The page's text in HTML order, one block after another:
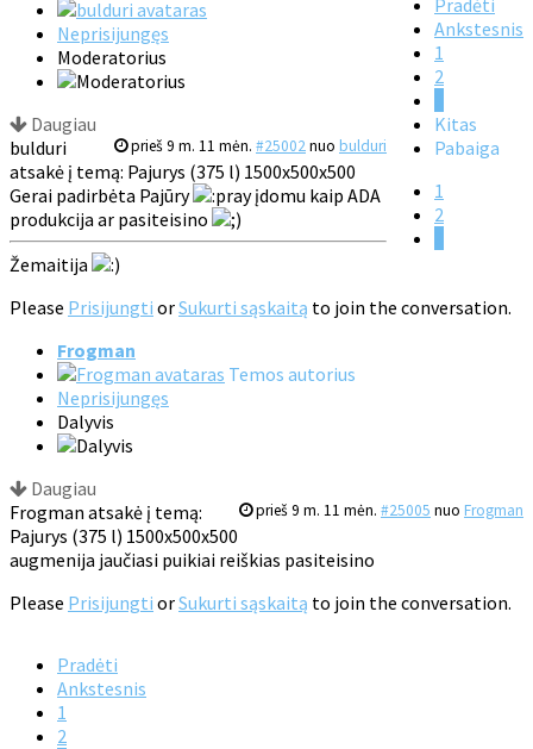
Pradėti
Ankstesnis
1
2
Kitas
Pabaiga
1
2
Neprisijungęs
Moderatorius
Daugiau
prieš 9 m. 11 mėn. #25002nuo bulduri
bulduri
atsakė į temą: Pajurys (375 l) 1500x500x500
Gerai padirbėta Pajūry
įdomu kaip ADA
produkcija ar pasiteisino
Žemaitija
Please Prisijungti orSukurti sąskaitą to join the conversation.
Frogman
Temos autorius
Neprisijungęs
Dalyvis
Daugiau
prieš 9 m. 11 mėn. #25005 nuo Frogman
Frogman atsakė į temą:
Pajurys (375 l) 1500x500x500
augmenija jaučiasi puikiai reiškias pasiteisino
Please Prisijungti orSukurti sąskaitą to join the conversation.
Pradėti
Ankstesnis
1
2